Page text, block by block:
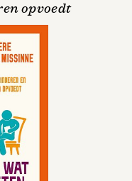
opvoedt